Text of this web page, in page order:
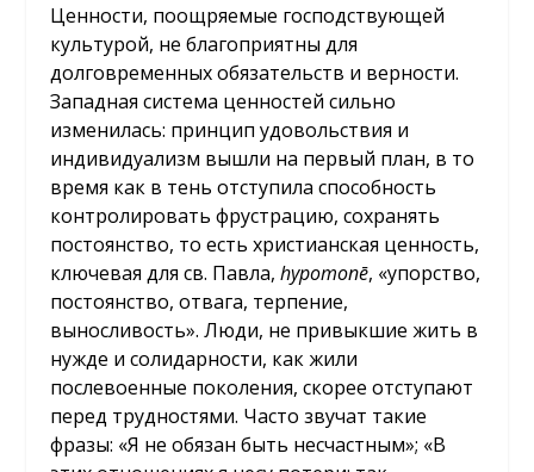
Ценности, поощряемые господствующей
культурой, не благоприятны для
долговременных обязательств и верности.
Западная система ценностей сильно
изменилась: принцип удовольствия и
индивидуализм вышли на первый план, в то
время как в тень отступила способность
контролировать фрустрацию, сохранять
постоянство, то есть христианская ценность,
ключевая для св. Павла,hypomonē, «упорство,
постоянство, отвага, терпение,
выносливость». Люди, не привыкшие жить в
нужде и солидарности, как жили
послевоенные поколения, скорее отступают
перед трудностями. Часто звучат такие
фразы: «Я не обязан быть несчастным»; «В